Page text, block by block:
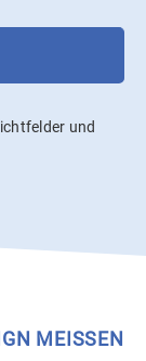
und
MEISSEN